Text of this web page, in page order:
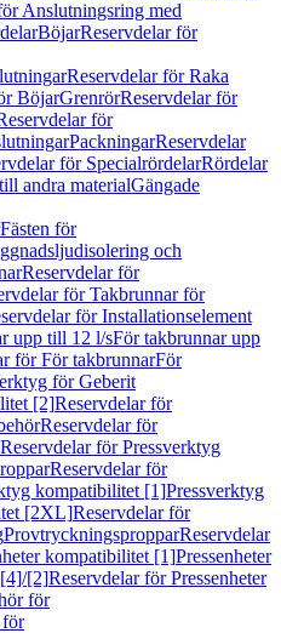
Anslutningsring med
BöjarReservdelar för
Reservdelar för Raka
BöjarGrenrörReservdelar för
för
PackningarReservdelar
för SpecialrördelarRördelar
andra materialGängade
Fästen för
och
Reservdelar för
för Takbrunnar för
för Installationselement
upp till 12 l/sFör takbrunnar upp
för För takbrunnarFör
för Geberit
[2]Reservdelar för
Reservdelar för
Reservdelar för Pressverktyg
Reservdelar för
kompatibilitet [1]Pressverktyg
[2XL]Reservdelar för
ProvtryckningspropparReservdelar
kompatibilitet [1]Pressenheter
[4]/[2]Reservdelar för Pressenheter
för